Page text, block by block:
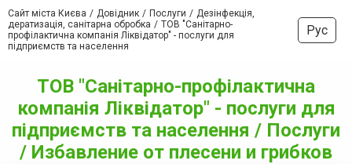
Сайт міста Києва Довідник Послуги
Дезінфекція,
дератизація, санітарна обробка
ТОВ "Санітарно-
профілактична компанія Ліквідатор" - послуги для
підприємств та населення
Рус
ТОВ "Санітарно-профілактична
компанія Ліквідатор" - послуги для
підприємств та населення / Послуги
/ Избавление от плесени и грибков